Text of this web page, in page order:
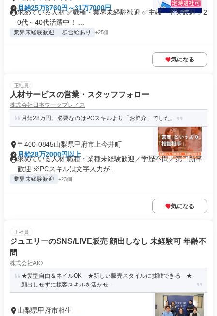
月給25万8760円～31万7000円
求めている人材 ✅職種・業界未経験歓迎 ✅主婦・主夫歓迎 ✅2
0代～40代活躍中！ ...
業界未経験歓迎 歩合給あり +25個
気になる
正社員
人材サービスの営業・スタッフフォロー
株式会社日本ワークプレイス
月給28万円。必要なのはPCスキルより「お節介」でした。
〒400-0845山梨県甲府市上今井町
月給28万2000円以上
求めている人材 職種・業種未経験歓迎／学歴不問／第二新卒
歓迎 ※PCスキルは文字入力が...
業界未経験歓迎 +23個
気になる
正社員
ジュエリーのSNS/LIVE販売 顔出しなし 未経験可 年齢不
問
株式会社AIO
★髪型自由＆ネイルOK ★新しい販売スタイルに挑戦できる ★
顔出しせずに接客スキルを活かせ...
山梨県甲府市相生